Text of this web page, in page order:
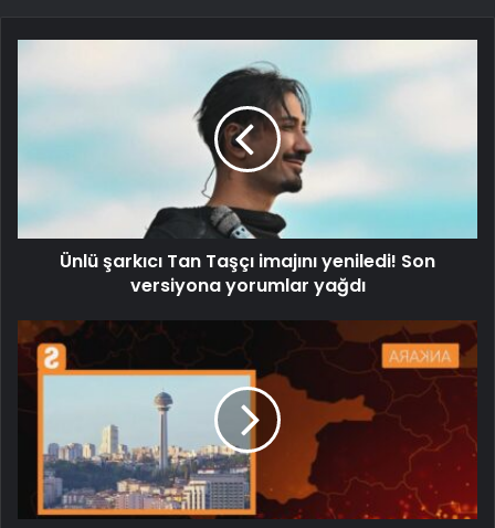
Ünlü şarkıcı Tan Taşçı imajını yeniledi! Son
versiyona yorumlar yağdı